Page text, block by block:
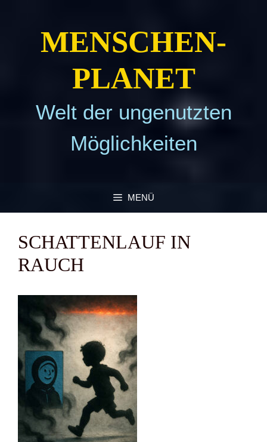
MEN­SCHEN­
PLA­NET
Welt der ungenutzten
Möglichkeiten
MENÜ
SCHAT­TEN­LAUF IN
RAUCH